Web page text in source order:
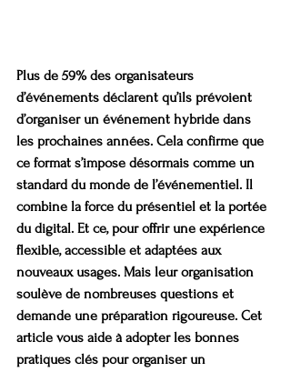
Plus de 59% des organisateurs
d’événements déclarent qu’ils prévoient
d’organiser un événement hybride dans
les prochaines années. Cela confirme que
ce format s’impose désormais comme un
standard du monde de l’événementiel. Il
combine la force du présentiel et la portée
du digital. Et ce, pour offrir une expérience
flexible, accessible et adaptées aux
nouveaux usages. Mais leur organisation
soulève de nombreuses questions et
demande une préparation rigoureuse. Cet
article vous aide à adopter les bonnes
pratiques clés pour organiser un